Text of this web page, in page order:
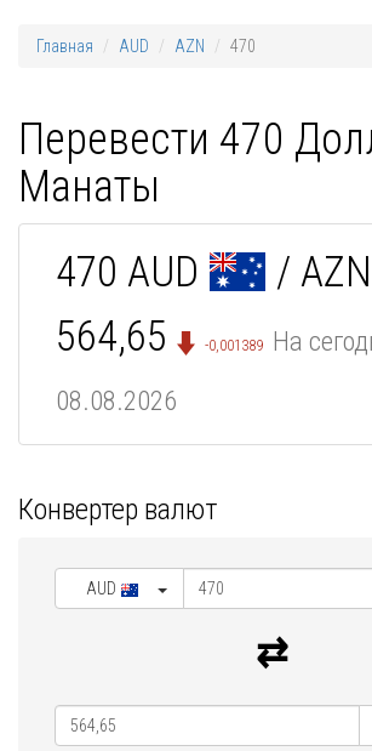
Главная AUD AZN 470
Перевести 470
Манаты
470 AUD / AZN
564,65
-0,001389 На
08.08.2026
Конвертер валют
AUD